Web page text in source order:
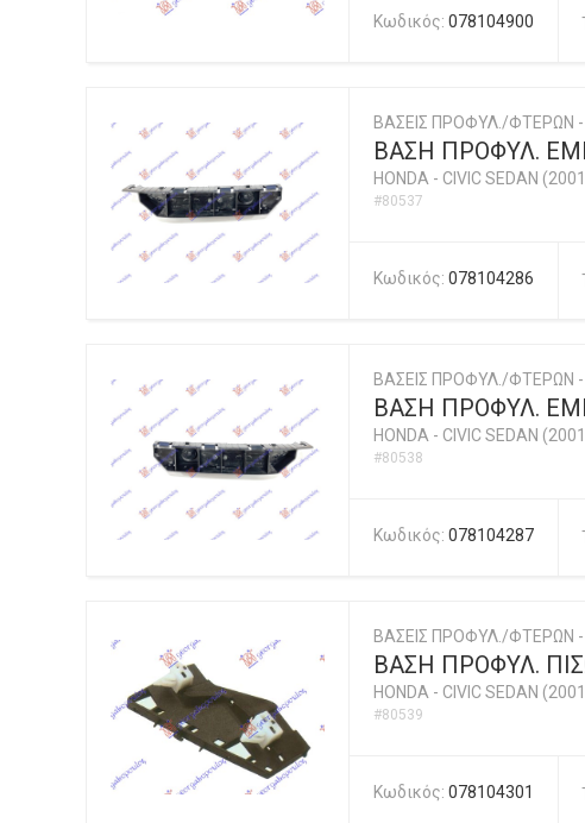
Κωδικός: 078104900
ΒΑΣΕΙΣ ΠΡΟΦΥΛ./ΦΤΕΡΩΝ
ΒΑΣΗ ΠΡΟΦΥΛ.
HONDA - CIVIC SEDAN
#80537
Κωδικός: 078104286
ΒΑΣΕΙΣ ΠΡΟΦΥΛ./ΦΤΕΡΩΝ
ΒΑΣΗ ΠΡΟΦΥΛ.
HONDA - CIVIC SEDAN
#80538
Κωδικός: 078104287
ΒΑΣΕΙΣ ΠΡΟΦΥΛ./ΦΤΕΡΩΝ
ΒΑΣΗ ΠΡΟΦΥΛ.
HONDA - CIVIC SEDAN
#80539
Κωδικός: 078104301